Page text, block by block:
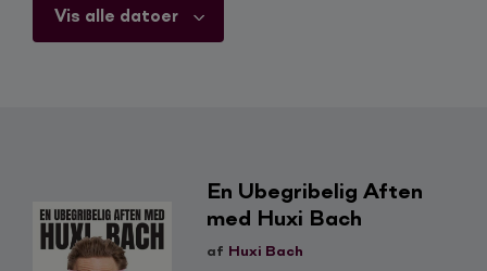
MAR
10
Wednesday - 18:30
Musikhuset Aarhus - Aarhus
2027 Vækkelsesshowet
Vis alle datoer
En Ubegribelig Aften
med Huxi Bach
af Huxi Bach